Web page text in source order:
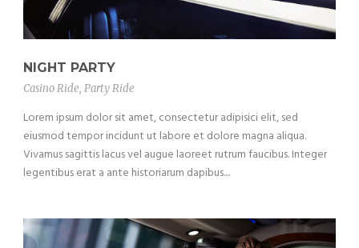
NIGHT PARTY
Casino Ride, Party Ride
Lorem ipsum dolor sit amet, consectetur adipisici elit, sed
eiusmod tempor incidunt ut labore et dolore magna aliqua.
Vivamus sagittis lacus vel augue laoreet rutrum faucibus. Integer
legentibus erat a ante historiarum dapibus....